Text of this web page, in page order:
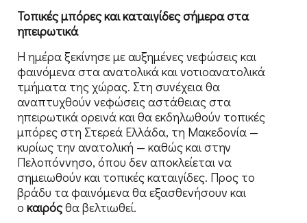
Τοπικές μπόρες και καταιγίδες σήμερα στα
ηπειρωτικά
Η ημέρα ξεκίνησε με αυξημένες νεφώσεις και
φαινόμενα στα ανατολικά και νοτιοανατολικά
τμήματα της χώρας. Στη συνέχεια θα
αναπτυχθούν νεφώσεις αστάθειας στα
ηπειρωτικά ορεινά και θα εκδηλωθούν τοπικές
μπόρες στη Στερεά Ελλάδα, τη Μακεδονία —
κυρίως την ανατολική — καθώς και στην
Πελοπόννησο, όπου δεν αποκλείεται να
σημειωθούν και τοπικές καταιγίδες. Προς το
βράδυ τα φαινόμενα θα εξασθενήσουν και
ο καιρόςθα βελτιωθεί.